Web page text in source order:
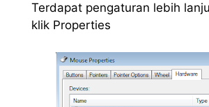
Terdapat pengaturan lebih
klik Properties